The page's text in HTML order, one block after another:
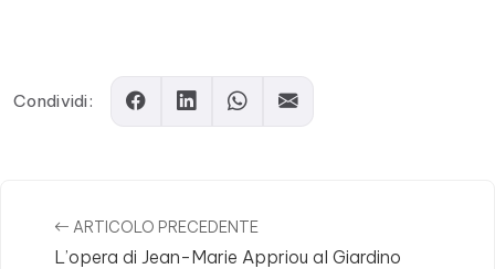
Comments
Condividi:
ARTICOLO PRECEDENTE
L’opera di Jean-Marie Appriou al Giardino